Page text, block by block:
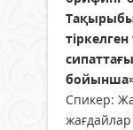
Спикер:
жағдайлар